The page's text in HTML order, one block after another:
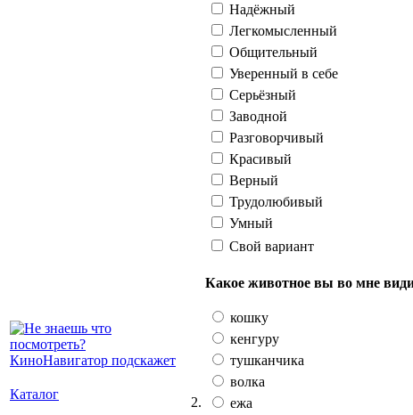
Каталог
Надёжный
Легкомысленный
Общительный
Уверенный в себе
Серьёзный
Заводной
Разговорчивый
Красивый
Верный
Трудолюбивый
Умный
Свой вариант
2.
Какое животное вы во мне
кошку
кенгуру
тушканчика
волка
ежа